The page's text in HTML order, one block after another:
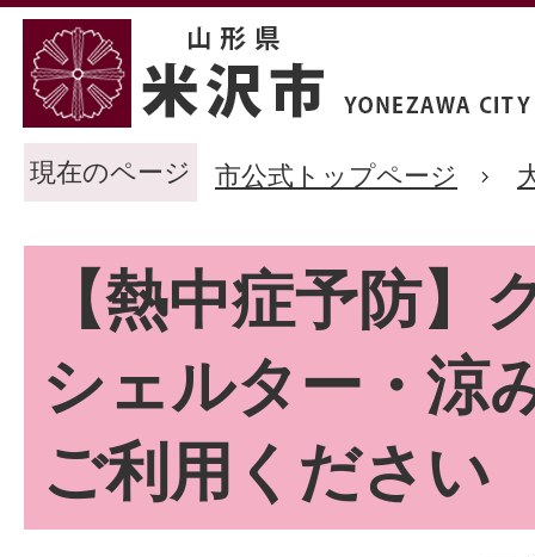
現在のページ 市公式トップページ
【熱中症予防】
シェルター・涼
ご利用ください